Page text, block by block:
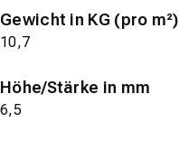
Gewicht in KG (pro m²)
10,7
Höhe/Stärke in mm
6,5